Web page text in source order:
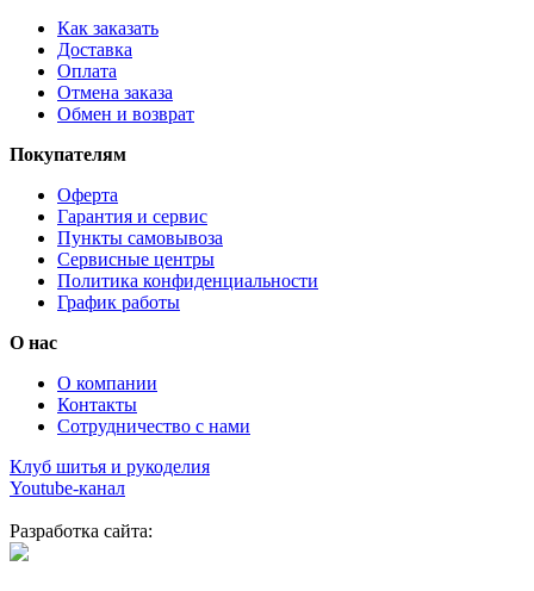
Как заказать
Доставка
Оплата
Отмена заказа
Обмен и возврат
Покупателям
Оферта
Гарантия и сервис
Пункты самовывоза
Сервисные центры
Политика конфиденциальности
График работы
О нас
О компании
Контакты
Сотрудничество с нами
Клуб шитья и рукоделия
Youtube-канал
Разработка сайта: